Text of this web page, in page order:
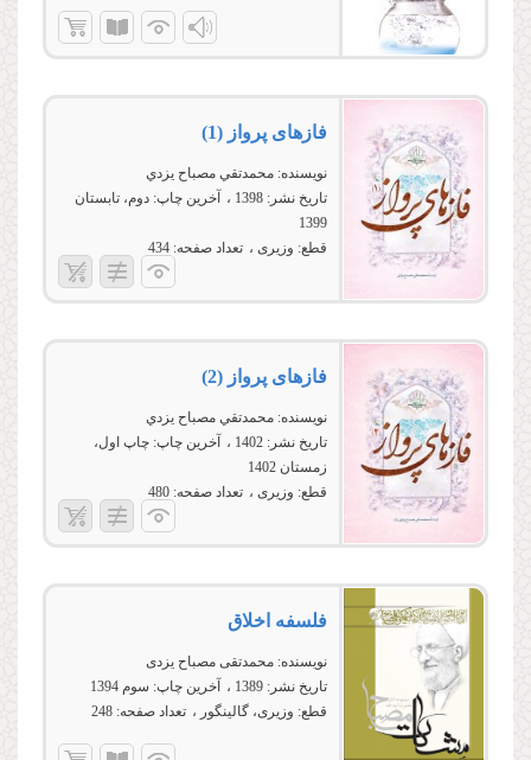
فازهای پرواز (1)
نویسنده: محمدتقي مصباح يزدي
تاریخ نشر: 1398 آخرین چاپ: دوم، تابستان
1399
قطع: وزیری تعداد صفحه: 434
فازهای پرواز (2)
نویسنده: محمدتقي مصباح يزدي
تاریخ نشر: 1402 آخرین چاپ: چاپ اول،
زمستان 1402
قطع: وزیری تعداد صفحه: 480
فلسفه اخلاق
نویسنده: محمدتقی مصباح یزدی
تاریخ نشر: 1389 آخرین چاپ: سوم 1394
قطع: وزیری، گالینگور تعداد صفحه: 248